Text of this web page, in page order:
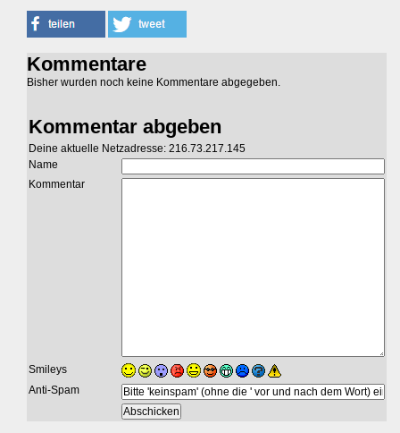
Kommentare
Bisher wurden noch keine Kommentare abgegeben.
Kommentar abgeben
Deine aktuelle Netzadresse: 216.73.217.145
Name
Kommentar
Smileys
Anti-Spam